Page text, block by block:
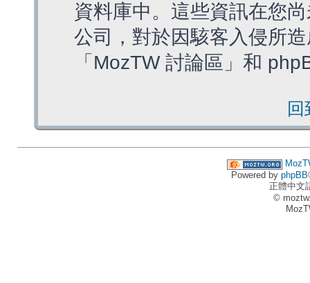
資料庫中。這些資訊在您
公司，對於因駭客入侵所
「MozTW 討論區」和
Powered by phpBB
正體中文
©